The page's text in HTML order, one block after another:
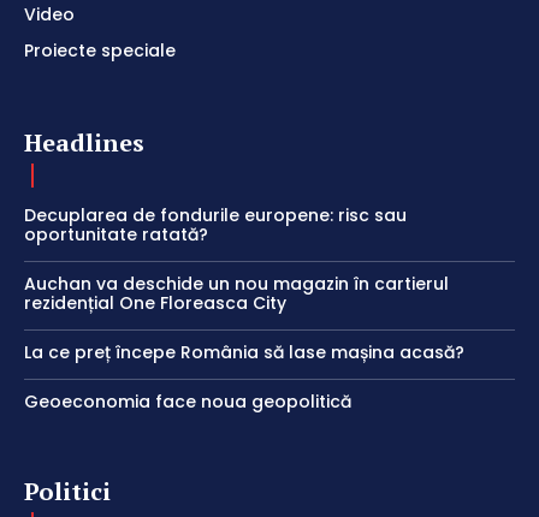
Video
Proiecte speciale
Headlines
Decuplarea de fondurile europene: risc sau
oportunitate ratată?
Auchan va deschide un nou magazin în cartierul
rezidențial One Floreasca City
La ce preț începe România să lase mașina acasă?
Geoeconomia face noua geopolitică
Politici